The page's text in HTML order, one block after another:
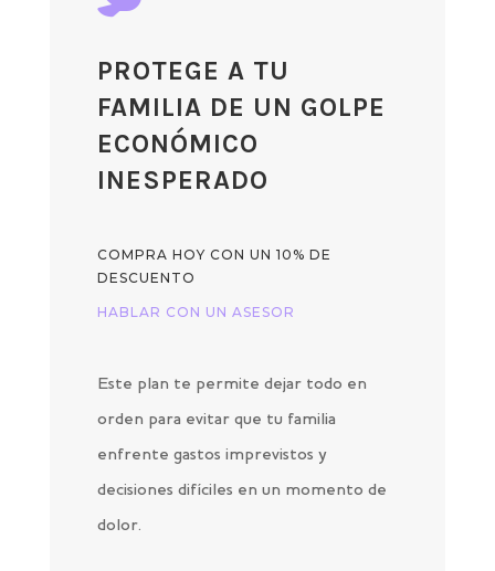
PROTEGE A TU
FAMILIA DE UN GOLPE
ECONÓMICO
INESPERADO
COMPRA HOY CON UN 10% DE
DESCUENTO
HABLAR CON UN ASESOR
Este plan te permite dejar todo en
orden para evitar que tu familia
enfrente gastos imprevistos y
decisiones difíciles en un momento de
dolor.